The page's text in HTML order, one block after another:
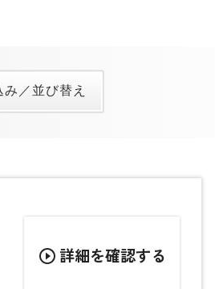
play_circle_outline 詳細を確認する